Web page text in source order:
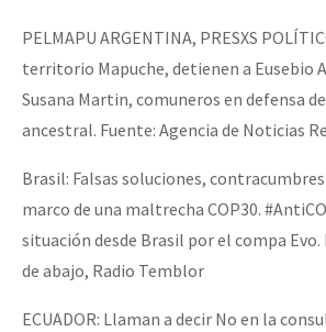
EZLN
La Sexta
AutonomÍa y Resistencia
Megaproyectos
Presos
Mujeres
Dia 2 do Encontro “Guerra contra a
Dia 1: Encontro “Guerra contra a
[CDMX – 20 julio] Jornadas globales por
PELMAPU ARGENTINA, PRESXS
territorio Mapuche, detienen a Eusebio
Susana Martin, comuneros en defensa
ancestral. Fuente: Agencia de Noticias
Brasil: Falsas soluciones,
marco de una maltrecha COP30.
situación desde Brasil por el compa
de abajo, Radio Temblor
ECUADOR: Llaman a decir No en la